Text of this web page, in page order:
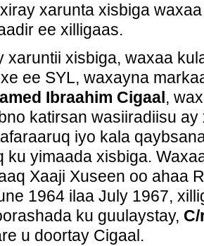
xarunta xisbiga
ee xilligaas.
xaruntii xisbiga, waxaa
ee SYL, waxayna
Ibraahim Cigaal ,
katirsan wasiiradiisu
iyo kala
ku yimaada xisbiga.
Xaaji Xuseen oo ahaa
1964 ilaa July 1967,
ku guulaystay,
u doortay Cigaal.